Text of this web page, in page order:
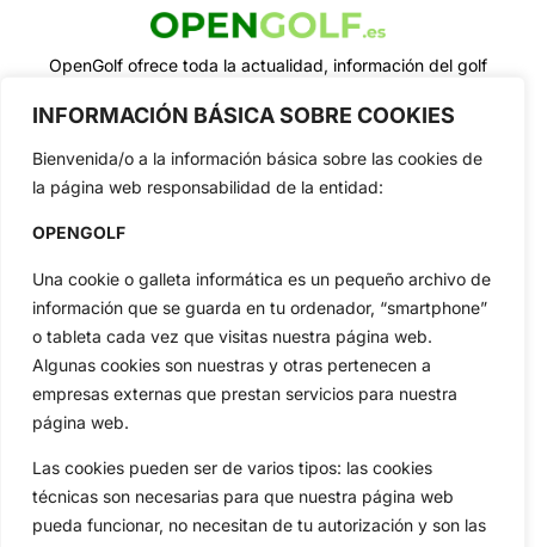
INFORMACIÓN BÁSICA SOBRE COOKIES
Bienvenida/o a la información básica sobre las cookies de
la página web responsabilidad de la entidad:
OPENGOLF
Una cookie o galleta informática es un pequeño archivo de
información que se guarda en tu ordenador, “smartphone”
o tableta cada vez que visitas nuestra página web.
Algunas cookies son nuestras y otras pertenecen a
empresas externas que prestan servicios para nuestra
página web.
Las cookies pueden ser de varios tipos: las cookies
técnicas son necesarias para que nuestra página web
pueda funcionar, no necesitan de tu autorización y son las
OpenGolf ofrece toda la actualidad, información del golf
Jon Rahm, LIV Golf, PGA Tour, Ryder Cup, DP World Tour, LPGA
Categorias
Inicio
Actualidad
Amateurs
Circuitos
Especiales
Jon Rahm
Vídeos
De Interés
Compañía
Aviso Legal
Política de Privacidad
Política de Cookies
Publicidad
Newsletters